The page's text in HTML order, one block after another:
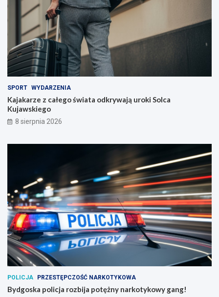
SPORT WYDARZENIA
Kajakarze z całego świata odkrywają uroki Solca
Kujawskiego
8 sierpnia 2026
POLICJA PRZESTĘPCZOŚĆ NARKOTYKOWA
Bydgoska policja rozbija potężny narkotykowy gang!